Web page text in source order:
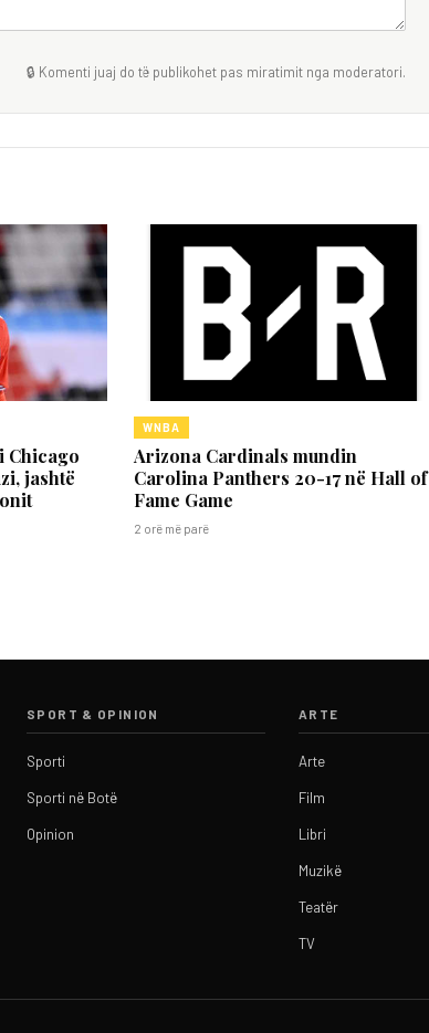
🔒 Komenti juaj do të publikohet pas miratimit nga moderatori.
Chicago
jashtë
WNBA
Arizona Cardinals mundin
Carolina Panthers 20-17 në Hall of
Fame Game
2 orë më parë
SPORT & OPINION
Sporti
Sporti në Botë
Opinion
ARTE
Arte
Film
Libri
Muzikë
Teatër
TV